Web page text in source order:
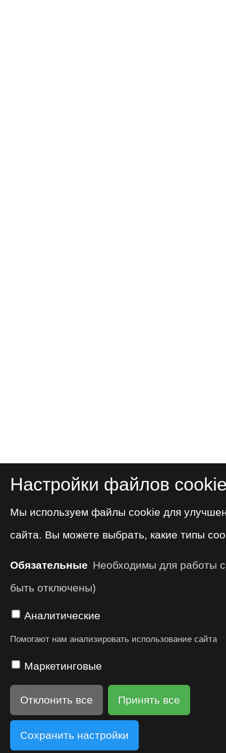
Настройки файлов
Мы используем файлы cookie для
сайта. Вы можете выбрать, какие типы
Обязательные Необходимы для работы
быть отключены)
Аналитические
Помогают нам анализировать использование сайта
Маркетинговые
Отклонить все Принять все
Сохранить настройки